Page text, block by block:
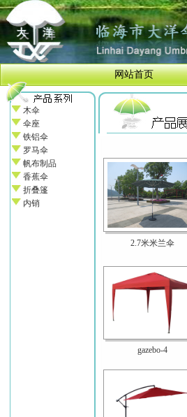
网站首页
木伞
伞座
铁铝伞
罗马伞
帆布制品
香蕉伞
折叠篷
内销
2.7米米兰伞
gazebo-4